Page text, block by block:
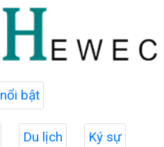
bật
Du lịch Ký sự